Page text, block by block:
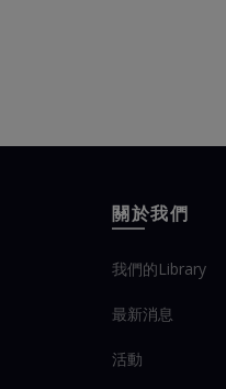
關於我們
我們的Library
最新消息
活動